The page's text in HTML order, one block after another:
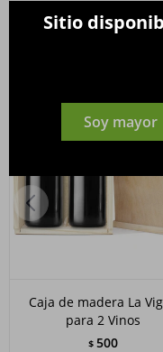
Sitio
Soy mayor
Caja de madera La
para 2 Vinos
$ 500